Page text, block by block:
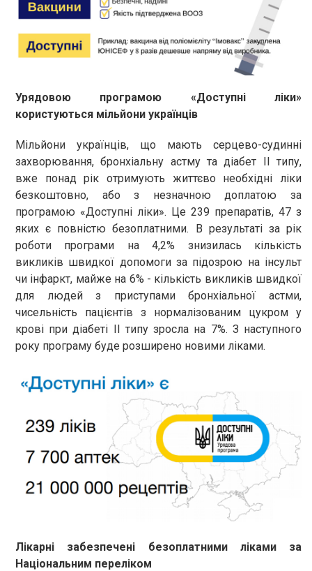
Урядовою програмою «Доступні ліки»
користуються мільйони українців
Мільйони українців, що мають серцево-судинні
захворювання, бронхіальну астму та діабет ІІ типу,
вже понад рік отримують життєво необхідні ліки
безкоштовно, або з незначною доплатою за
програмою «Доступні ліки». Це 239 препаратів, 47 з
яких є повністю безоплатними. В результаті за рік
роботи програми на 4,2% знизилась кількість
викликів швидкої допомоги за підозрою на інсульт
чи інфаркт, майже на 6% - кількість викликів швидкої
для людей з приступами бронхіальної астми,
чисельність пацієнтів з нормалізованим цукром у
крові при діабеті ІІ типу зросла на 7%. З наступного
року програму буде розширено новими ліками.
Лікарні забезпечені безоплатними ліками за
Національним переліком